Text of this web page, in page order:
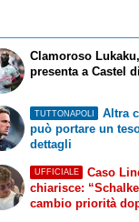
Clamoroso
presenta a Castel
TUTTONAPOLI
Altra
può portare un
dettagli
UFFICIALE
Caso
chiarisce:
cambio priorità